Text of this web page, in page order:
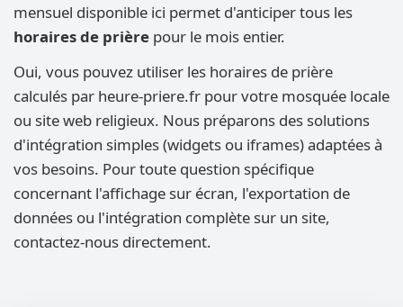
mensuel disponible ici permet d'anticiper tous les
horaires de prière pour le mois entier.
Oui, vous pouvez utiliser les horaires de prière
calculés par heure-priere.fr pour votre mosquée locale
ou site web religieux. Nous préparons des solutions
d'intégration simples (widgets ou iframes) adaptées à
vos besoins. Pour toute question spécifique
concernant l'affichage sur écran, l'exportation de
données ou l'intégration complète sur un site,
contactez-nous directement.